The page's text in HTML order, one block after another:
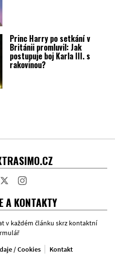
Princ Harry po setkání v
Británii promluvil: Jak
postupuje boj Karla III. s
rakovinou?
A KONTAKTY
v každém článku skrz kontaktní
/ Cookies Kontakt